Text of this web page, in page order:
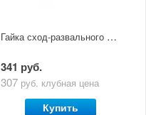
Гайка сход-развального болта заднего рычага Mazda
341 руб.
307 руб. клубная цена
Купить